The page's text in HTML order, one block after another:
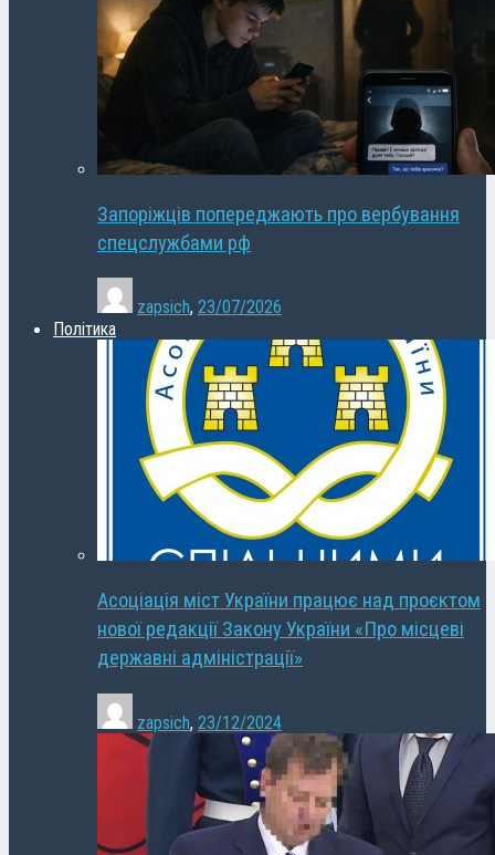
Запоріжців попереджають про вербування
спецслужбами рф
zapsich, 23/07/2026
Політика
Асоціація міст України працює над проєктом
нової редакції Закону України «Про місцеві
державні адміністрації»
zapsich, 23/12/2024